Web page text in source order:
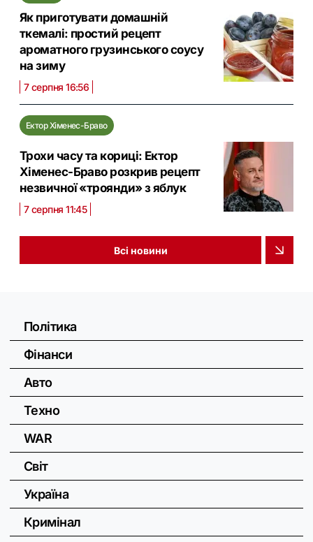
Як приготувати домашній
ткемалі: простий рецепт
ароматного грузинського соусу
на зиму
7 серпня 16:56
Ектор Хіменес-Браво
Трохи часу та кориці: Ектор
Хіменес-Браво розкрив рецепт
незвичної «троянди» з яблук
7 серпня 11:45
Всі новини
Політика
Фінанси
Авто
Техно
WAR
Світ
Україна
Кримінал